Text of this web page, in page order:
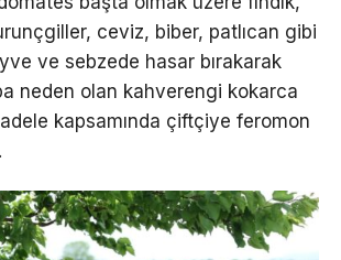
ceviz, biber, patlıcan gibi
ve sebzede hasar bırakarak
neden olan kahverengi kokarca
kapsamında çiftçiye feromon